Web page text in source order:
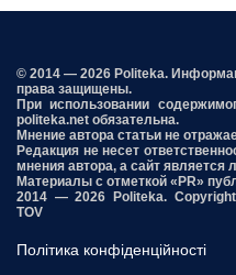
© 2014 — 2026 Politeka.
права защищены.
При использовании
politeka.net обязательна.
Мнение автора статьи не
Редакция не несет
мнения автора, а сайт
Материалы с отметкой «PR»
2014 — 2026 Politeka. Copyright
TOV
Політика конфіденційності